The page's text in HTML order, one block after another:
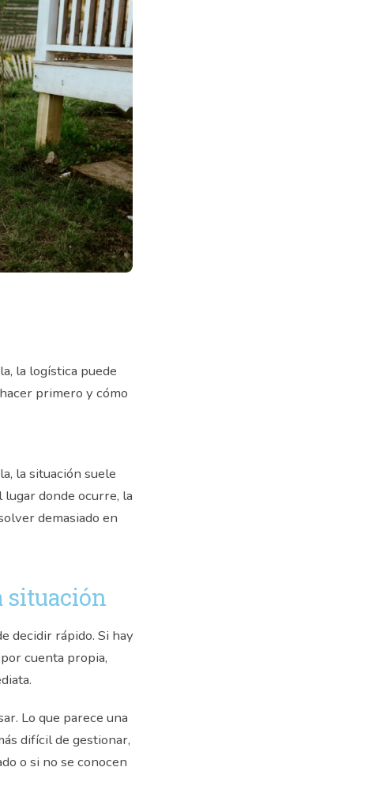
la logística puede
primero y cómo
la situación suele
donde ocurre, la
demasiado en
situación
decidir rápido. Si hay
cuenta propia,
Lo que parece una
difícil de gestionar,
o si no se conocen